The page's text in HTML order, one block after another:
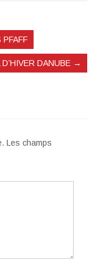
PFAFF
DANUBE →
Les champs